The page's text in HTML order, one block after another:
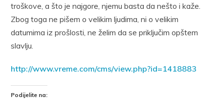
troškove, a što je najgore, njemu basta da nešto i kaže.
Zbog toga ne pišem o velikim ljudima, ni o velikim
datumima iz prošlosti, ne želim da se priključim opštem
slavlju.
http://www.vreme.com/cms/view.php?id=1418883
Podijelite na: